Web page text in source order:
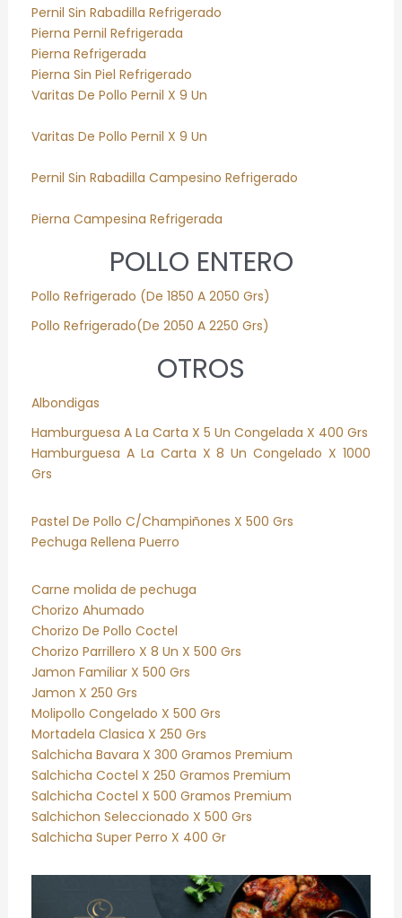
Pernil Sin Rabadilla Refrigerado
Pierna Pernil Refrigerada
Pierna Refrigerada
Pierna Sin Piel Refrigerado
Varitas De Pollo Pernil X 9 Un
Varitas De Pollo Pernil X 9 Un
Pernil Sin Rabadilla Campesino Refrigerado
Pierna Campesina Refrigerada
POLLO ENTERO
Pollo Refrigerado (De 1850 A 2050 Grs)
Pollo Refrigerado(De 2050 A 2250 Grs)
OTROS
Albondigas
Hamburguesa A La Carta X 5 Un Congelada X 400 Grs
Hamburguesa A La Carta X 8 Un Congelado X 1000
Grs
Pastel De Pollo C/Champiñones X 500 Grs
Pechuga Rellena Puerro
Carne molida de pechuga
Chorizo Ahumado
Chorizo De Pollo Coctel
Chorizo Parrillero X 8 Un X 500 Grs
Jamon Familiar X 500 Grs
Jamon X 250 Grs
Molipollo Congelado X 500 Grs
Mortadela Clasica X 250 Grs
Salchicha Bavara X 300 Gramos Premium
Salchicha Coctel X 250 Gramos Premium
Salchicha Coctel X 500 Gramos Premium
Salchichon Seleccionado X 500 Grs
Salchicha Super Perro X 400 Gr